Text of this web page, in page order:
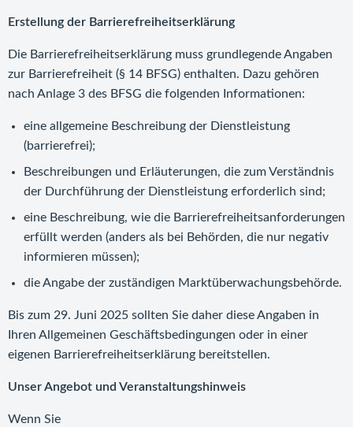
Erstellung der Barrierefreiheitserklärung
Die Barrierefreiheitserklärung muss grundlegende Angaben
zur Barrierefreiheit (§ 14 BFSG) enthalten. Dazu gehören
nach Anlage 3 des BFSG die folgenden Informationen:
eine allgemeine Beschreibung der Dienstleistung
(barrierefrei);
Beschreibungen und Erläuterungen, die zum Verständnis
der Durchführung der Dienstleistung erforderlich sind;
eine Beschreibung, wie die Barrierefreiheitsanforderungen
erfüllt werden (anders als bei Behörden, die nur negativ
informieren müssen);
die Angabe der zuständigen Marktüberwachungsbehörde.
Bis zum 29. Juni 2025 sollten Sie daher diese Angaben in
Ihren Allgemeinen Geschäftsbedingungen oder in einer
eigenen Barrierefreiheitserklärung bereitstellen.
Unser Angebot und Veranstaltungshinweis
Wenn Sie